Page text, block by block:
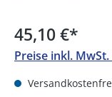
45,10 €*
Preise inkl.